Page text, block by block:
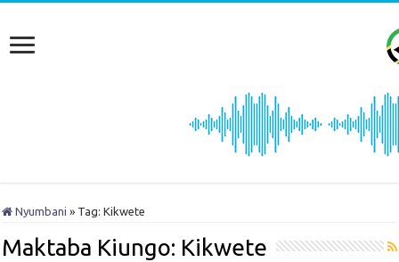
Nyumbani » Tag:Kikwete
Maktaba Kiungo: Kikwete